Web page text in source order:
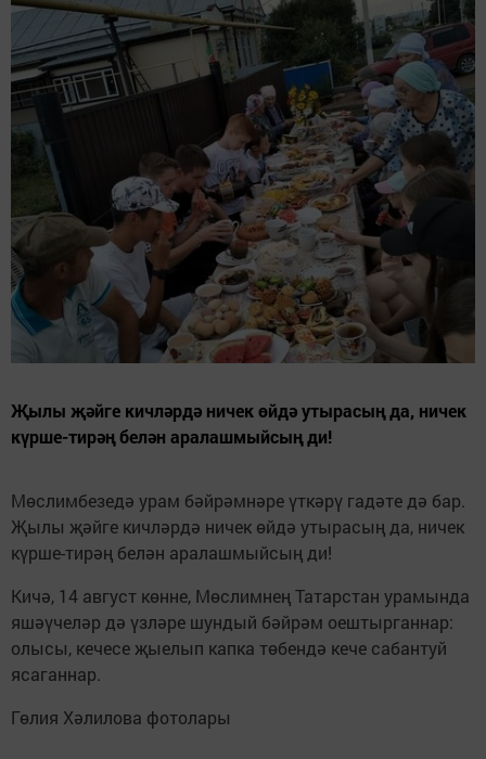
Җылы җәйге кичләрдә ничек өйдә утырасың да, ничек
күрше-тирәң белән аралашмыйсың ди!
Мөслимбезедә урам бәйрәмнәре үткәрү гадәте дә бар.
Җылы җәйге кичләрдә ничек өйдә утырасың да, ничек
күрше-тирәң белән аралашмыйсың ди!
Кичә, 14 август көнне, Мөслимнең Татарстан урамында
яшәүчеләр дә үзләре шундый бәйрәм оештырганнар:
олысы, кечесе җыелып капка төбендә кече сабантуй
ясаганнар.
Гөлия Хәлилова фотолары